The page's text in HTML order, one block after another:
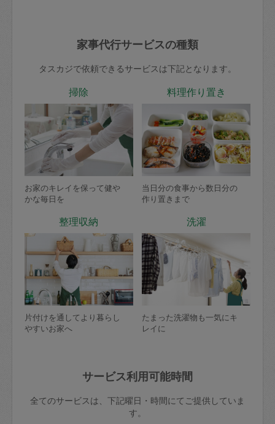
家事代行サービスの種類
タスカジで依頼できるサービスは下記となります。
掃除
お家のキレイを保って健や
かな毎日を
料理作り置き
当日分の食事から数日分の
作り置きまで
整理収納
片付けを通してより暮らし
やすいお家へ
洗濯
たまった洗濯物も一気にキ
レイに
サービス利用可能時間
全てのサービスは、下記曜日・時間にてご提供していま
す。